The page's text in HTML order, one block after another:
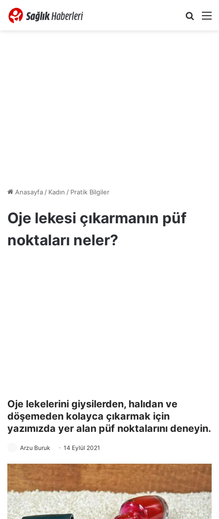
Anasayfa/ Kadın / Pratik Bilgiler
Oje lekesi çıkarmanın püf
noktaları neler?
Oje lekelerini giysilerden, halıdan ve
döşemeden kolayca çıkarmak için
yazımızda yer alan püf noktalarını deneyin.
Arzu Buruk 14 Eylül 2021